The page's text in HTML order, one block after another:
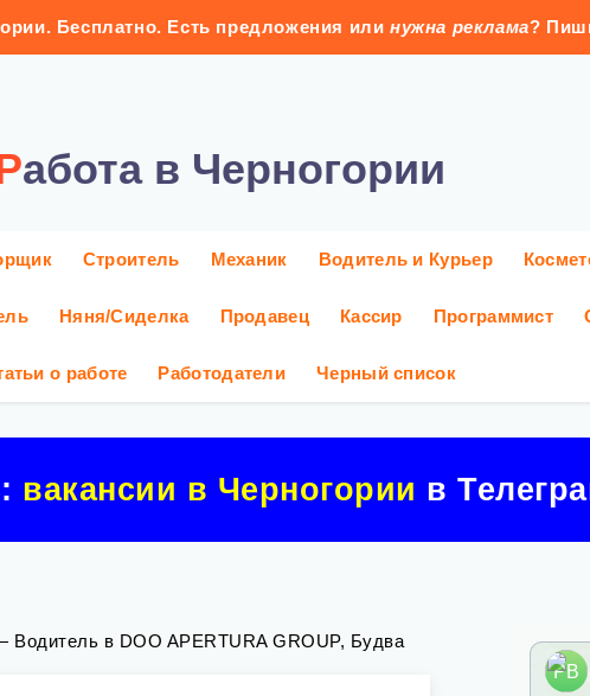
Бесплатно. Есть предложения или нужна реклама?
Работа в Черногории
Строитель Механик Водитель и Курьер
Няня/Сиделка Продавец Кассир Программист
о работе Работодатели Черный список
вакансии в Черногории в
Водитель в DOO APERTURA GROUP, Будва